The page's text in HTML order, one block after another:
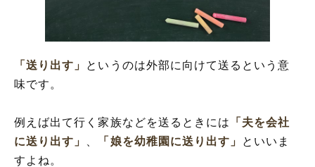
「送り出す」の類語や類義語
「送り出す」 というのは外部に向けて送るという意
味です。
例えば出て行く家族などを送るときには
「夫を会社
に送り出す」
「娘を幼稚園に送り出す」
といいま
すよね。